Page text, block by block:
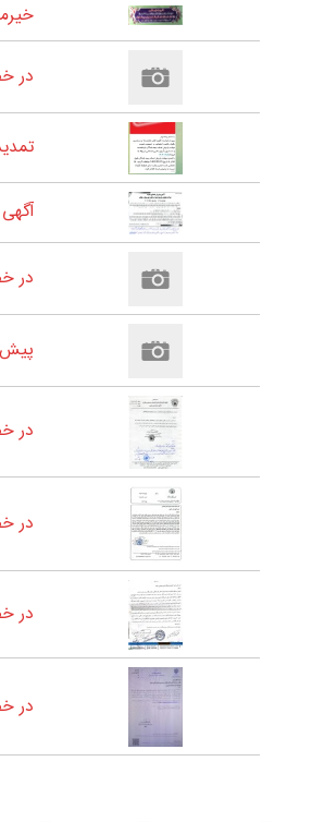
در
در
پیش ثبت نام
در
در
در
در